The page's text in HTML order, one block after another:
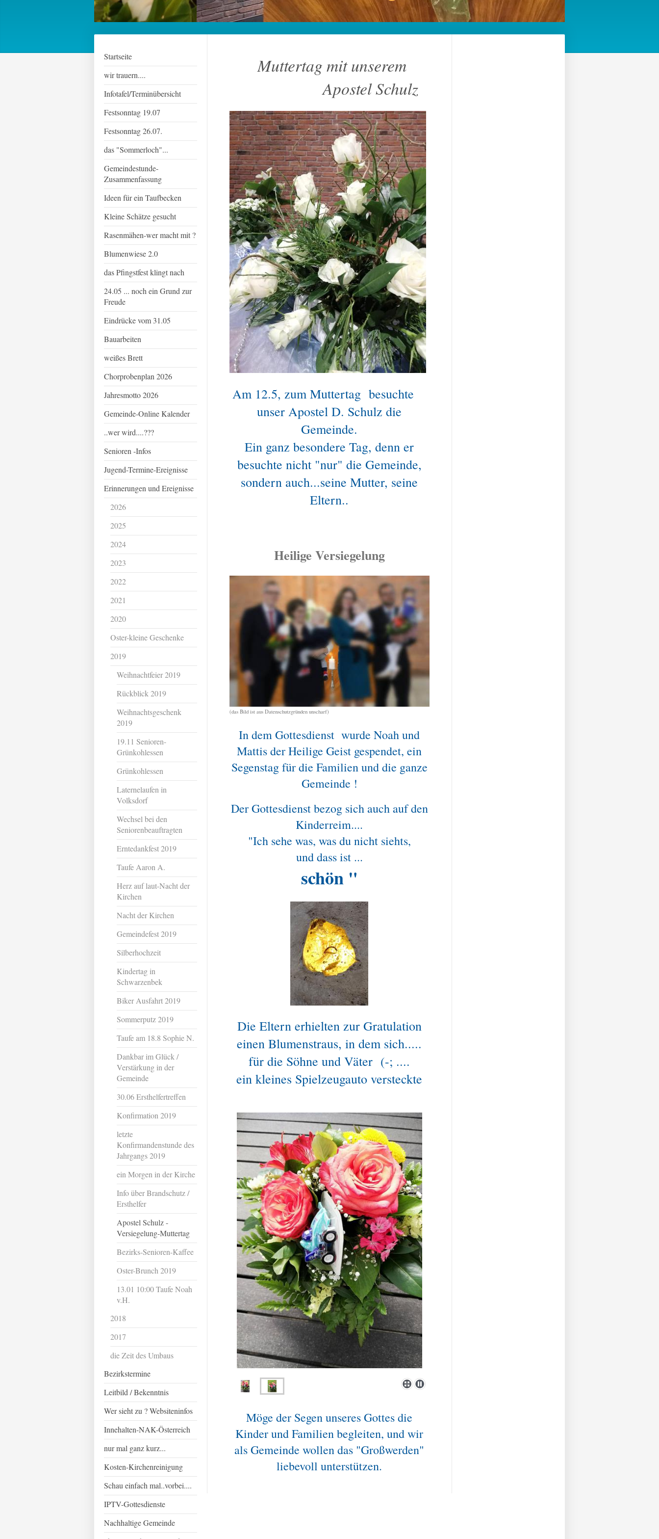
Startseite
wir trauern....
Infotafel/Terminübersicht
Festsonntag 19.07
Festsonntag 26.07.
das "Sommerloch"...
Gemeindestunde-
Zusammenfassung
Ideen für ein Taufbecken
Kleine Schätze gesucht
Rasenmähen-wer macht mit ?
Blumenwiese 2.0
das Pfingstfest klingt nach
24.05 ... noch ein Grund zur
Freude
Eindrücke vom 31.05
Bauarbeiten
weißes Brett
Chorprobenplan 2026
Jahresmotto 2026
Gemeinde-Online Kalender
..wer wird....???
Senioren -Infos
Jugend-Termine-Ereignisse
Erinnerungen und Ereignisse
2026
2025
2024
2023
2022
2021
2020
Oster-kleine Geschenke
2019
Weihnachtfeier 2019
Rückblick 2019
Weihnachtsgeschenk
2019
19.11 Senioren-
Grünkohlessen
Grünkohlessen
Laternelaufen in
Volksdorf
Wechsel bei den
Seniorenbeauftragten
Erntedankfest 2019
Taufe Aaron A.
Herz auf laut-Nacht der
Kirchen
Nacht der Kirchen
Gemeindefest 2019
Silberhochzeit
Kindertag in
Schwarzenbek
Biker Ausfahrt 2019
Sommerputz 2019
Taufe am 18.8 Sophie N.
Dankbar im Glück /
Verstärkung in der
Gemeinde
30.06 Ersthelfertreffen
Konfirmation 2019
letzte
Konfirmandenstunde des
Jahrgangs 2019
ein Morgen in der Kirche
Info über Brandschutz /
Ersthelfer
Apostel Schulz -
Versiegelung-Muttertag
Bezirks-Senioren-Kaffee
Oster-Brunch 2019
13.01 10:00 Taufe Noah
v.H.
2018
2017
die Zeit des Umbaus
Bezirkstermine
Leitbild / Bekenntnis
Wer sieht zu ? Websiteninfos
Innehalten-NAK-Österreich
nur mal ganz kurz...
Kosten-Kirchenreinigung
Schau einfach mal..vorbei....
IPTV-Gottesdienste
Nachhaltige Gemeinde
Muttertag mit unserem
Apostel Schulz
Am 12.5, zum Muttertag besuchte
unser Apostel D. Schulz die
Gemeinde.
Ein ganz besondere Tag, denn er
besuchte nicht "nur" die Gemeinde,
sondern auch...seine Mutter, seine
Eltern..
Heilige Versiegelung
(das Bild ist aus Datenschutzgründen unscharf)
In dem Gottesdienst wurde Noah und
Mattis der Heilige Geist gespendet, ein
Segenstag für die Familien und die ganze
Gemeinde !
Der Gottesdienst bezog sich auch auf den
Kinderreim....
"Ich sehe was, was du nicht siehts,
und dass ist ...
schön "
Die Eltern erhielten zur Gratulation
einen Blumenstraus, in dem sich.....
für die Söhne und Väter (-; ....
ein kleines Spielzeugauto versteckte
Möge der Segen unseres Gottes die
Kinder und Familien begleiten, und wir
als Gemeinde wollen das "Großwerden"
liebevoll unterstützen.